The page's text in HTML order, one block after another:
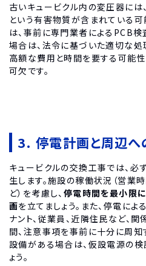
古いキュービクル内の変圧器には
という有害物質が含まれている
は、事前に専門業者によるPCB
場合は、法令に基づいた適切な処
高額な費用と時間を要する可能
可欠です。
3. 停電計画と周辺へ
キュービクルの交換工事では、必
生します。施設の稼働状況（営業
ど）を考慮し、 停電時間を最小限
画を立てましょう。また、停電に
ナント、従業員、近隣住民など、
間、注意事項を事前に十分に周知
設備がある場合は、仮設電源の
ょう。